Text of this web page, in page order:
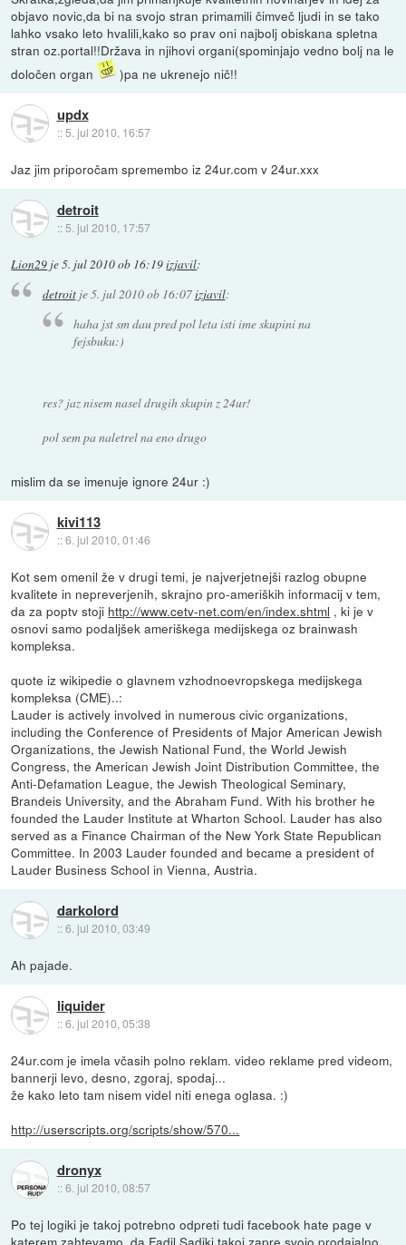
objavo novic,da bi na svojo stran primamili čimveč ljudi in se tako
lahko vsako leto hvalili,kako so prav oni najbolj obiskana spletna
stran oz.portal!!Država in njihovi organi(spominjajo vedno bolj na le
določen organ
)pa ne ukrenejo nič!!
updx
::5. jul 2010, 16:57
Jaz jim priporočam spremembo iz 24ur.com v 24ur.xxx
detroit
:: 5. jul 2010, 17:57
Lion29 je5. jul 2010 ob 16:19izjavil:
detroitje5. jul 2010 ob 16:07izjavil:
haha jst sm dau pred pol leta isti ime skupini na
fejsbuku:)
res? jaz nisem nasel drugih skupin z 24ur!
pol sem pa naletrel na eno drugo
mislim da se imenuje ignore 24ur :)
kivi113
::6. jul 2010, 01:46
Kot sem omenil že v drugi temi, je najverjetnejši razlog obupne
kvalitete in nepreverjenih, skrajno pro-ameriških informacij v tem,
da za poptv stoji http://www.cetv-net.com/en/index.shtml , ki je v
osnovi samo podaljšek ameriškega medijskega oz brainwash
kompleksa.
quote iz wikipedie o glavnem vzhodnoevropskega medijskega
kompleksa (CME)..:
Lauder is actively involved in numerous civic organizations,
including the Conference of Presidents of Major American Jewish
Organizations, the Jewish National Fund, the World Jewish
Congress, the American Jewish Joint Distribution Committee, the
Anti-Defamation League, the Jewish Theological Seminary,
Brandeis University, and the Abraham Fund. With his brother he
founded the Lauder Institute at Wharton School. Lauder has also
served as a Finance Chairman of the New York State Republican
Committee. In 2003 Lauder founded and became a president of
Lauder Business School in Vienna, Austria.
darkolord
::6. jul 2010, 03:49
Ah pajade.
liquider
::6. jul 2010, 05:38
24ur.com je imela včasih polno reklam. video reklame pred videom,
bannerji levo, desno, zgoraj, spodaj...
že kako leto tam nisem videl niti enega oglasa. :)
http://userscripts.org/scripts/show/570...
dronyx
::6. jul 2010, 08:57
Po tej logiki je takoj potrebno odpreti tudi facebook hate page v